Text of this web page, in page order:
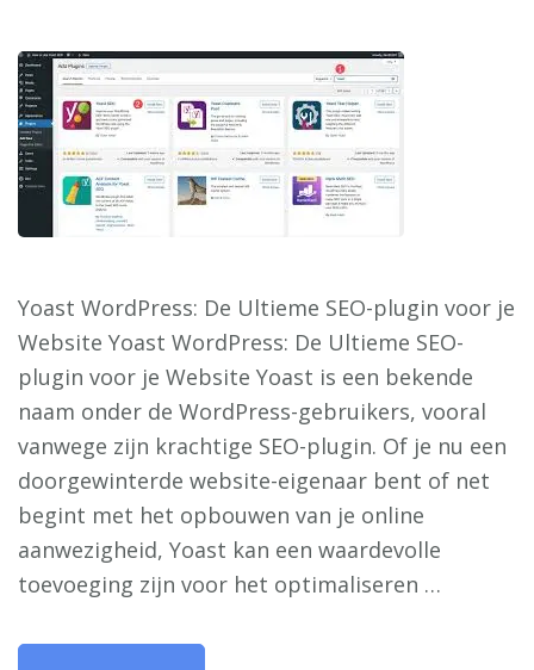
Yoast WordPress: De Ultieme SEO-plugin voor je
Website Yoast WordPress: De Ultieme SEO-
plugin voor je Website Yoast is een bekende
naam onder de WordPress-gebruikers, vooral
vanwege zijn krachtige SEO-plugin. Of je nu een
doorgewinterde website-eigenaar bent of net
begint met het opbouwen van je online
aanwezigheid, Yoast kan een waardevolle
toevoeging zijn voor het optimaliseren …